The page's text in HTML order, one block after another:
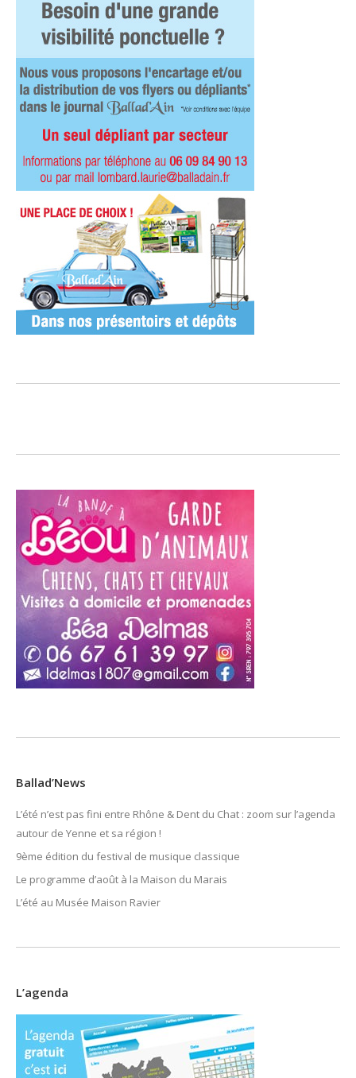
Ballad’News
L’été n’est pas fini entre Rhône & Dent du Chat : zoom sur l’agenda
autour de Yenne et sa région !
9ème édition du festival de musique classique
Le programme d’août à la Maison du Marais
L’été au Musée Maison Ravier
L’agenda